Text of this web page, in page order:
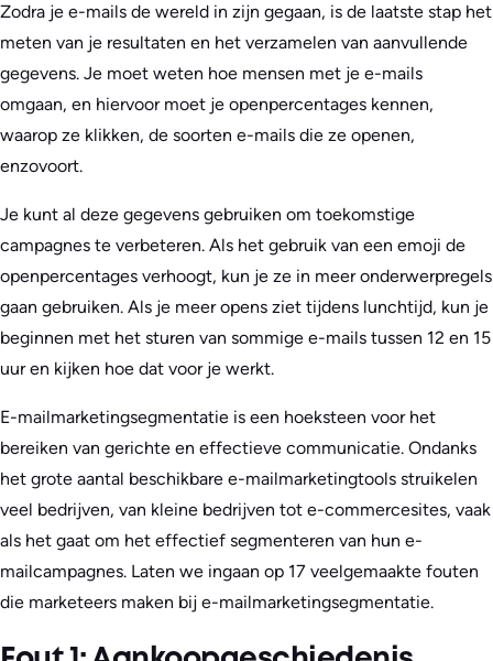
Zodra je e-mails de wereld in zijn gegaan, is de laatste stap het
meten van je resultaten en het verzamelen van aanvullende
gegevens. Je moet weten hoe mensen met je e-mails
omgaan, en hiervoor moet je openpercentages kennen,
waarop ze klikken, de soorten e-mails die ze openen,
enzovoort.
Je kunt al deze gegevens gebruiken om toekomstige
campagnes te verbeteren. Als het gebruik van een emoji de
openpercentages verhoogt, kun je ze in meer onderwerpregels
gaan gebruiken. Als je meer opens ziet tijdens lunchtijd, kun je
beginnen met het sturen van sommige e-mails tussen 12 en 15
uur en kijken hoe dat voor je werkt.
E-mailmarketingsegmentatie is een hoeksteen voor het
bereiken van gerichte en effectieve communicatie. Ondanks
het grote aantal beschikbare e-mailmarketingtools struikelen
veel bedrijven, van kleine bedrijven tot e-commercesites, vaak
als het gaat om het effectief segmenteren van hun e-
mailcampagnes. Laten we ingaan op 17 veelgemaakte fouten
die marketeers maken bij e-mailmarketingsegmentatie.